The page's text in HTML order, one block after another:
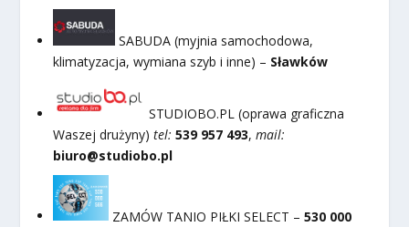
SABUDA (myjnia samochodowa,
klimatyzacja, wymiana szyb i inne) – Sławków
STUDIOBO.PL (oprawa graficzna
Waszej drużyny)tel: 539 957 493,mail:
biuro@studiobo.pl
ZAMÓW TANIO PIŁKI SELECT –530 000